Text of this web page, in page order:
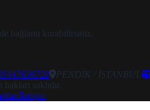
bağlantı kurabilirsiniz.
PENDİK / İSTANBUL
saklıdır.
İletişim